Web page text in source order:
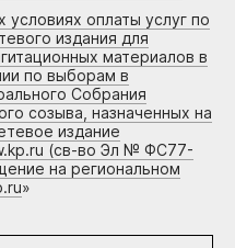
оплаты услуг по
издания для
материалов в
по выборам в
Собрания
созыва, назначенных на
издание
(св-во Эл № ФС77-
на региональном
»